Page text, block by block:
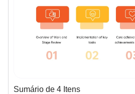
Sumário de 4 Itens